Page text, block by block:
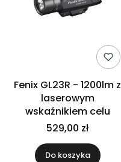
Fenix GL23R - 1200lm z
laserowym
wskaźnikiem celu
529,00 zł
Do koszyka